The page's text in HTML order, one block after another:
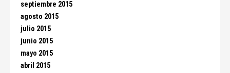
septiembre 2015
agosto 2015
julio 2015
junio 2015
mayo 2015
abril 2015